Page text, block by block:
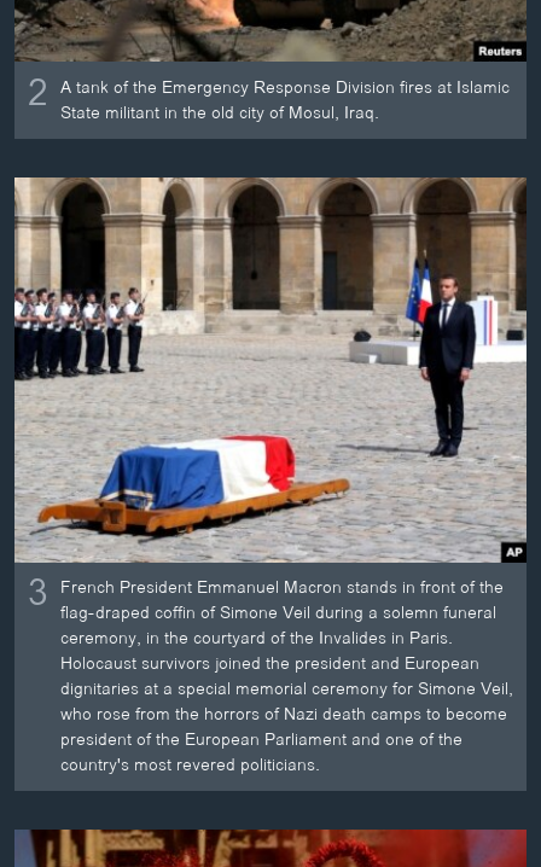
2 A tank of the Emergency Response Division fires at Islamic
State militant in the old city of Mosul, Iraq.
3 French President Emmanuel Macron stands in front of the
flag-draped coffin of Simone Veil during a solemn funeral
ceremony, in the courtyard of the Invalides in Paris.
Holocaust survivors joined the president and European
dignitaries at a special memorial ceremony for Simone Veil,
who rose from the horrors of Nazi death camps to become
president of the European Parliament and one of the
country's most revered politicians.